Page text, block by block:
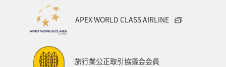
APEX WORLD CLASS AIRLINE
旅行業公正取引協議会会員